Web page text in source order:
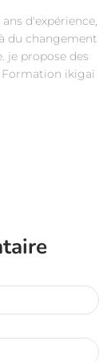
d'expérience,
du changement
je propose des
Formation ikigaï